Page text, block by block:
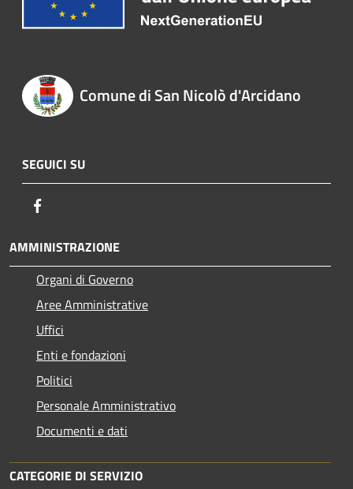
Comune di San Nicolò d'Arcidano
SEGUICI SU
AMMINISTRAZIONE
Organi di Governo
Aree Amministrative
Uffici
Enti e fondazioni
Politici
Personale Amministrativo
Documenti e dati
CATEGORIE DI SERVIZIO